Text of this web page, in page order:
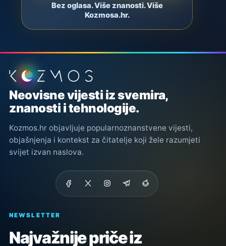
Bez oglasa. Više znanosti. Više
Kozmosa.hr.
Podnožje stranice
Neovisne vijesti iz svemira,
znanosti i tehnologije.
Kozmos.hr objavljuje popularnoznanstvene vijesti,
objašnjenja i kontekst za čitatelje koji žele razumjeti
svijet izvan naslova.
NEWSLETTER
Najvažnije priče iz